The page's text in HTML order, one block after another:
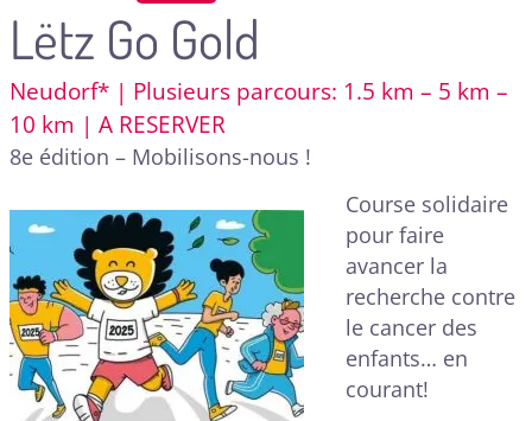
Lëtz Go Gold
Neudorf* | Plusieurs parcours: 1.5 km – 5 km –
10 km | A RESERVER
8e édition – Mobilisons-nous !
Course solidaire
pour faire
avancer la
recherche contre
le cancer des
enfants… en
courant!